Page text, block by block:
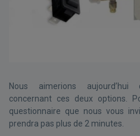
Nous aimerions
concernant ces deux options.
questionnaire que nous vous
prendra pas plus de 2 minutes.